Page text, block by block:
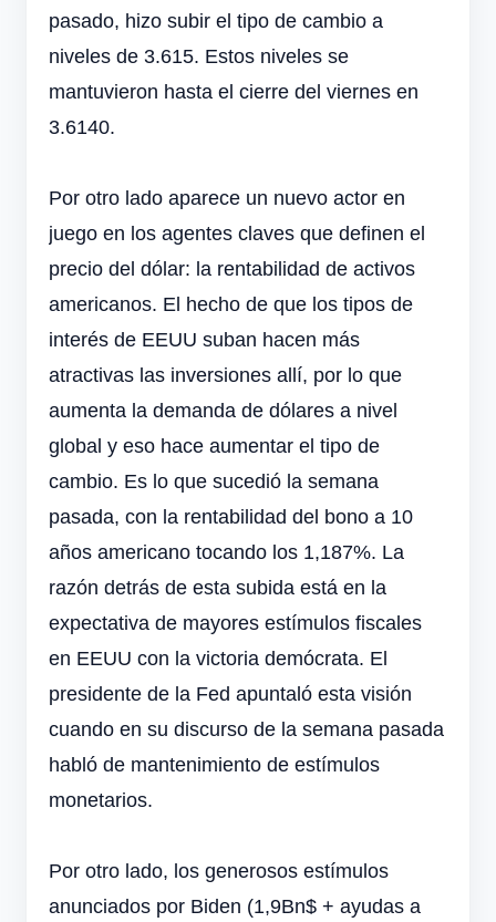
pasado, hizo subir el tipo de cambio a
niveles de 3.615. Estos niveles se
mantuvieron hasta el cierre del viernes en
3.6140.
Por otro lado aparece un nuevo actor en
juego en los agentes claves que definen el
precio del dólar: la rentabilidad de activos
americanos. El hecho de que los tipos de
interés de EEUU suban hacen más
atractivas las inversiones allí, por lo que
aumenta la demanda de dólares a nivel
global y eso hace aumentar el tipo de
cambio. Es lo que sucedió la semana
pasada, con la rentabilidad del bono a 10
años americano tocando los 1,187%. La
razón detrás de esta subida está en la
expectativa de mayores estímulos fiscales
en EEUU con la victoria demócrata. El
presidente de la Fed apuntaló esta visión
cuando en su discurso de la semana pasada
habló de mantenimiento de estímulos
monetarios.
Por otro lado, los generosos estímulos
anunciados por Biden (1,9Bn$ + ayudas a